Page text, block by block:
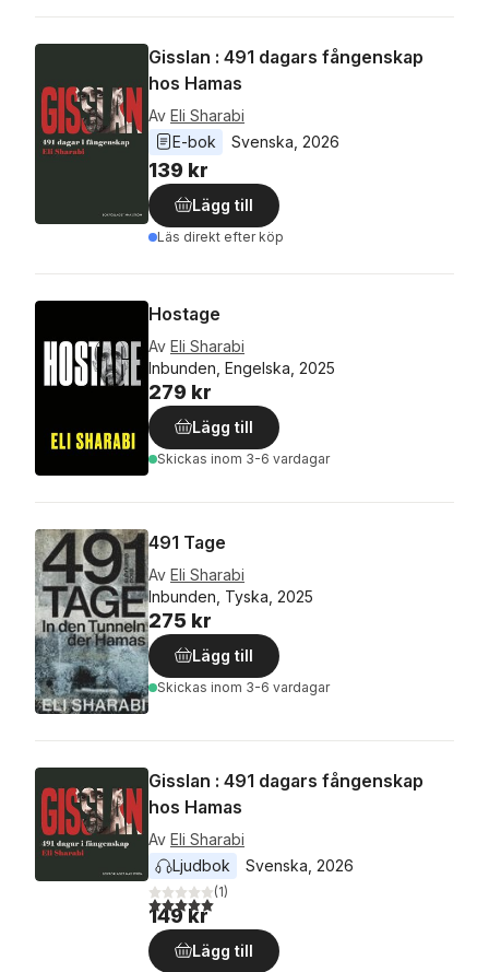
Gisslan : 491 dagars fångenskap
hos Hamas
Av Eli Sharabi
E-bok
Svenska 2026
139 kr
Lägg till
Läs direkt efter köp
Hostage
Av Eli Sharabi
Inbunden, Engelska, 2025
279 kr
Lägg till
Skickas inom 3-6 vardagar
491 Tage
Av Eli Sharabi
Inbunden, Tyska, 2025
275 kr
Lägg till
Skickas inom 3-6 vardagar
Gisslan : 491 dagars fångenskap
hos Hamas
Av Eli Sharabi
Ljudbok
Svenska 2026
5,0utav 5 stjärnor. Totalt antal röster:
(1)
149 kr
Lägg till